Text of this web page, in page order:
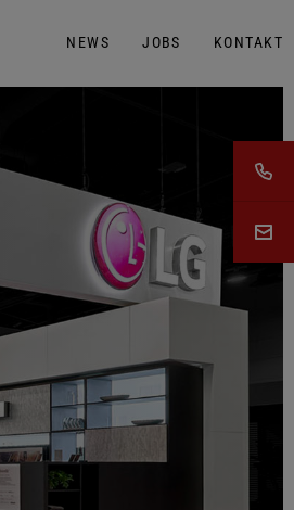
NEWS JOBS KONTAKT